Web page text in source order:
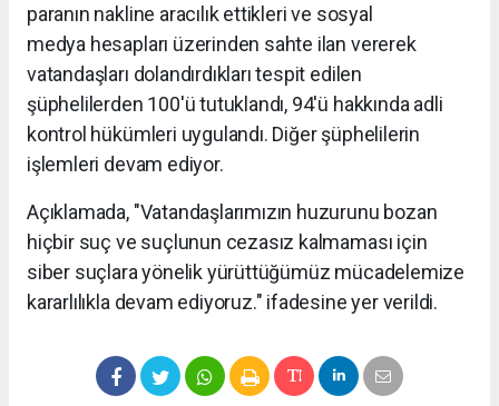
paranın nakline aracılık ettikleri ve sosyal
medya hesapları üzerinden sahte ilan vererek
vatandaşları dolandırdıkları tespit edilen
şüphelilerden 100'ü tutuklandı, 94'ü hakkında adli
kontrol hükümleri uygulandı. Diğer şüphelilerin
işlemleri devam ediyor.
Açıklamada, "Vatandaşlarımızın huzurunu bozan
hiçbir suç ve suçlunun cezasız kalmaması için
siber suçlara yönelik yürüttüğümüz mücadelemize
kararlılıkla devam ediyoruz." ifadesine yer verildi.